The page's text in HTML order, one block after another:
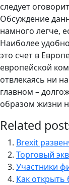
следует
Обсуждение
намного легче,
Наиболее
это счет в
европейской
отвлекаясь ни
главном –
образом жизни
Related
Brexit
Торговый
Участники
Как открыть